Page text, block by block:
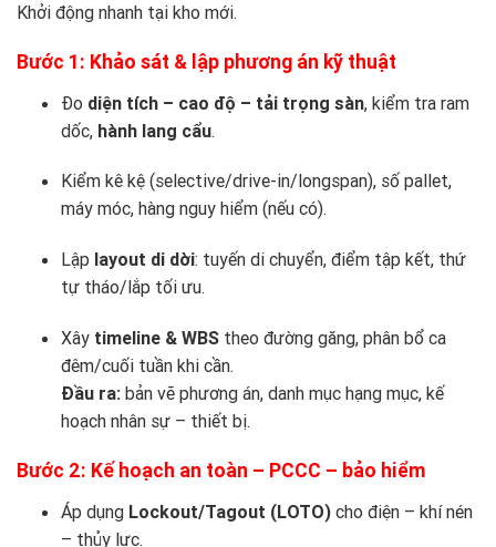
Khởi động nhanh tại kho mới.
Bước 1: Khảo sát & lập phương án kỹ thuật
Đo diện tích – cao độ – tải trọng sàn, kiểm tra ram
dốc, hành lang cẩu.
Kiểm kê kệ (selective/drive-in/longspan), số pallet,
máy móc, hàng nguy hiểm (nếu có).
Lập layout di dời: tuyến di chuyển, điểm tập kết, thứ
tự tháo/lắp tối ưu.
Xây timeline & WBS theo đường găng, phân bổ ca
đêm/cuối tuần khi cần.
Đầu ra: bản vẽ phương án, danh mục hạng mục, kế
hoạch nhân sự – thiết bị.
Bước 2: Kế hoạch an toàn – PCCC – bảo hiểm
Áp dụng Lockout/Tagout (LOTO) cho điện – khí nén
– thủy lực.